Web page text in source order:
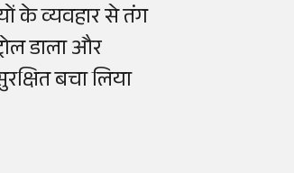
के व्यवहार से तंग
डाला और
बचा लिया